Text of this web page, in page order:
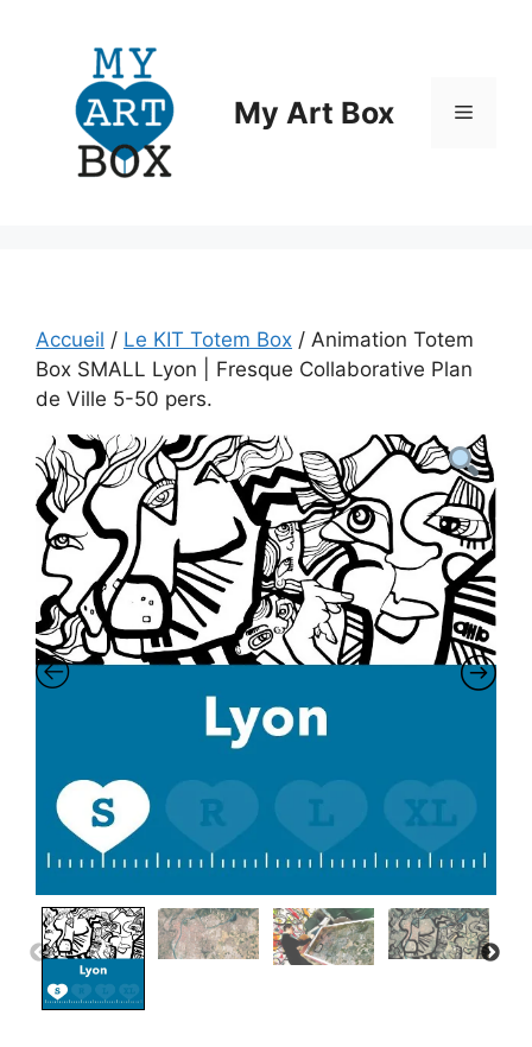
My Art Box Menu
Accueil / Le KIT Totem Box / Animation Totem
Box SMALL Lyon | Fresque Collaborative Plan
de Ville 5-50 pers.